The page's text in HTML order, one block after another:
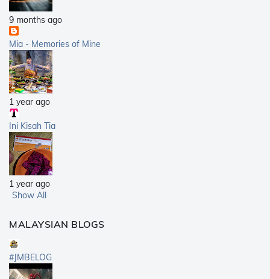
9 months ago
Mia - Memories of Mine
1 year ago
Ini Kisah Tia
1 year ago
Show All
MALAYSIAN BLOGS
#JMBELOG